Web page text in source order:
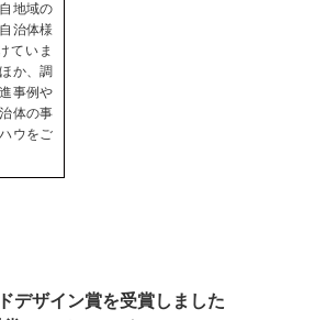
地域の
治体様
ていま
か、調
事例や
体の事
ウをご
デザイン賞を受賞しました